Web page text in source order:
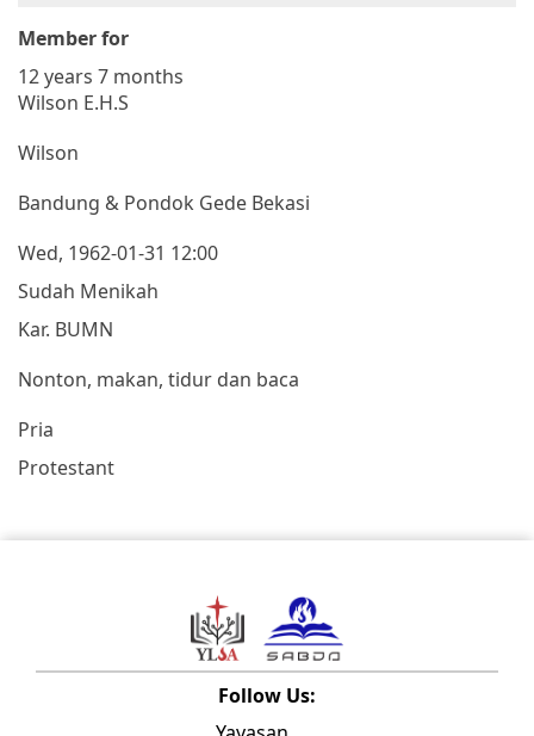
Member for
12 years 7 months
Wilson E.H.S
Wilson
Bandung & Pondok Gede Bekasi
Wed, 1962-01-31 12:00
Sudah Menikah
Kar. BUMN
Nonton, makan, tidur dan baca
Pria
Protestant
Follow Us: